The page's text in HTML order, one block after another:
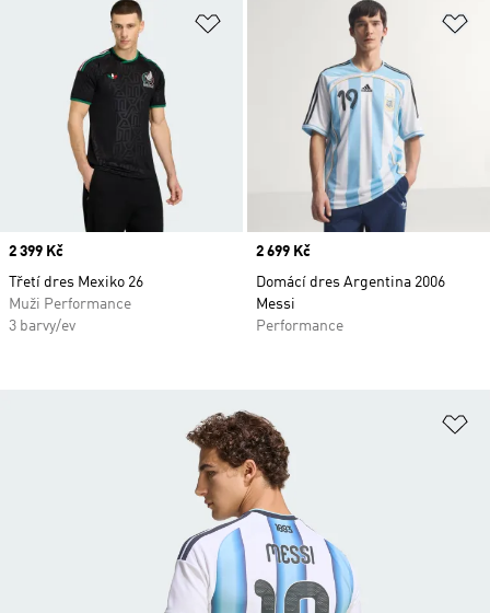
Přidat do seznamu přání
Price
2 399 Kč
Třetí dres Mexiko 26
Muži Performance
3 barvy/ev
Price
2 699 Kč
Domácí dres Argentina 2006
Messi
Performance